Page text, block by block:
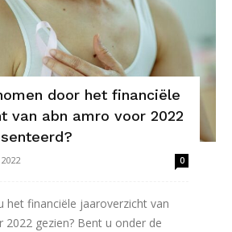
door het financiële
van abn amro voor 2022
0
het financiële jaaroverzicht van
2022 gezien? Bent u onder de